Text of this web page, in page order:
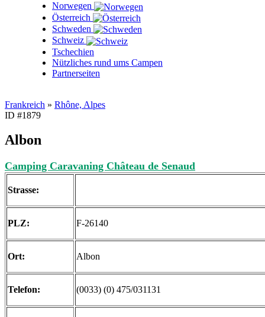
Norwegen
Österreich
Schweden
Schweiz
Tschechien
Nützliches rund ums Campen
Partnerseiten
Frankreich » Rhône, Alpes
ID #1879
Albon
Camping Caravaning Château de Senaud
Strasse:
PLZ: F-26140
Ort: Albon
Telefon: (0033) (0) 475/031131